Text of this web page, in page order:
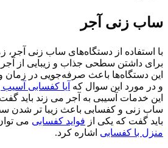
ساب زنی آجر
با استفاده از دستگاه‌های ساب زنی آجر،
برای داشتن سطحی جذاب و زیبایی از آجر
این دستگاه‌ها باعث صرفه‌جویی در
و در مورد این سوال که آیا کفسابی
این خدمات آسیبی به آجر می زند باید
ساب زنی و کفسابی باعث زیبا تر شدن
باید گفت که یکی از فواید کفسابی می
منزل با کفسابی اشاره کرد.